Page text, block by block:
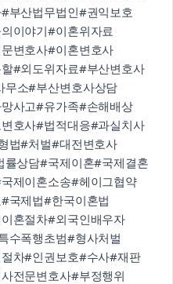
#부산법무법인#권익보호
이야기#이혼위자료
변호사#이혼변호사
#외도위자료#부산변호사
무소#부산변호사상담
사고#유가족#손해배상
호사#법적대응#과실치사
법#처벌#대전변호사
률상담#국제이혼#국제결혼
제이혼소송#헤이그협약
#국제법#한국이혼법
혼절차#외국인배우자
수폭행초범#형사처벌
차#인권보호#수사#재판
전문변호사#부정행위